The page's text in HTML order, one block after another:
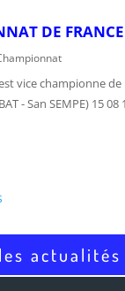
DE
vice championne
- San SEMPE) 15
actualités